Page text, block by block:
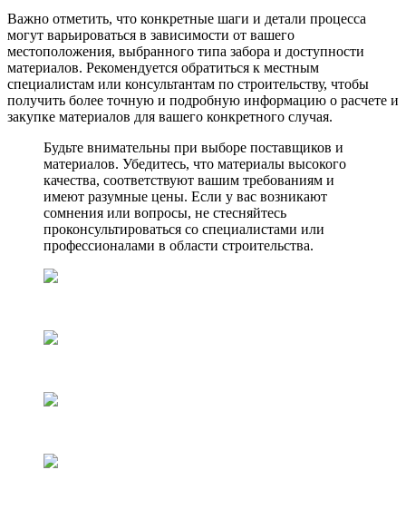
Важно отметить, что конкретные шаги и детали процесса
могут варьироваться в зависимости от вашего
местоположения, выбранного типа забора и доступности
материалов. Рекомендуется обратиться к местным
специалистам или консультантам по строительству, чтобы
получить более точную и подробную информацию о расчете и
закупке материалов для вашего конкретного случая.
Будьте внимательны при выборе поставщиков и
материалов. Убедитесь, что материалы высокого
качества, соответствуют вашим требованиям и
имеют разумные цены. Если у вас возникают
сомнения или вопросы, не стесняйтесь
проконсультироваться со специалистами или
профессионалами в области строительства.